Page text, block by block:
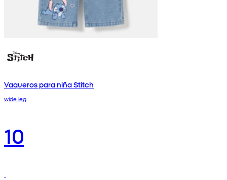
Vaqueros para niña Stitch
wide leg
10